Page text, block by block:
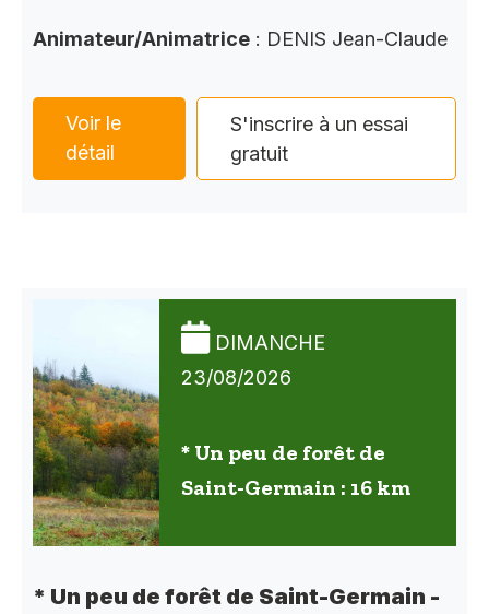
Animateur/Animatrice : DENIS Jean-Claude
Voir le
détail
S'inscrire à un essai
gratuit
DIMANCHE
23/08/2026
* Un peu de forêt de
Saint-Germain : 16 km
* Un peu de forêt de Saint-Germain -